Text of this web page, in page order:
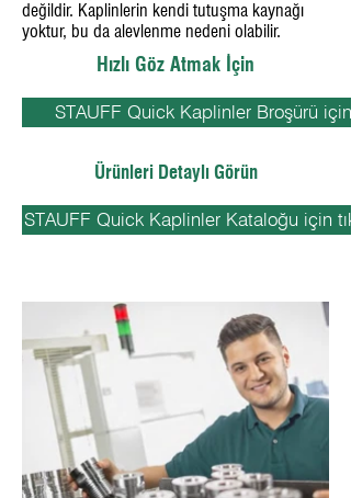
değildir. Kaplinlerin kendi tutuşma kaynağı
yoktur, bu da alevlenme nedeni olabilir.
Hızlı Göz Atmak İçin
STAUFF Quick Kaplinler Broşürü için
Ürünleri Detaylı Görün
STAUFF Quick Kaplinler Kataloğu için